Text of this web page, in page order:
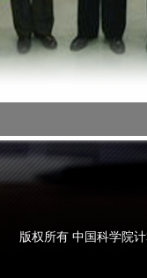
版权所有 中国科学院